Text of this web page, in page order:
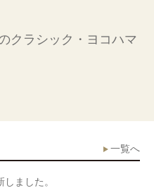
クラシック・ヨコハマ
一覧へ
ました。